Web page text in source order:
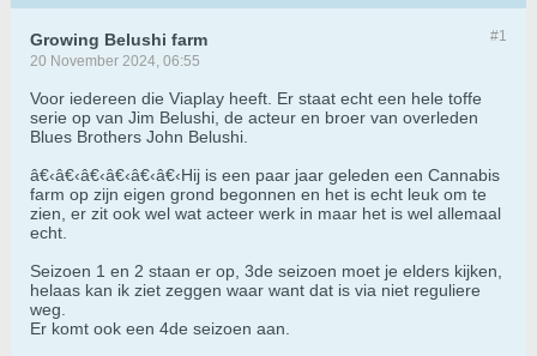
#1
Growing Belushi farm
20 November 2024, 06:55
Voor iedereen die Viaplay heeft. Er staat echt een hele toffe
serie op van Jim Belushi, de acteur en broer van overleden
Blues Brothers John Belushi.
â€‹â€‹â€‹â€‹â€‹â€‹Hij is een paar jaar geleden een Cannabis
farm op zijn eigen grond begonnen en het is echt leuk om te
zien, er zit ook wel wat acteer werk in maar het is wel allemaal
echt.
Seizoen 1 en 2 staan er op, 3de seizoen moet je elders kijken,
helaas kan ik ziet zeggen waar want dat is via niet reguliere
weg.
Er komt ook een 4de seizoen aan.